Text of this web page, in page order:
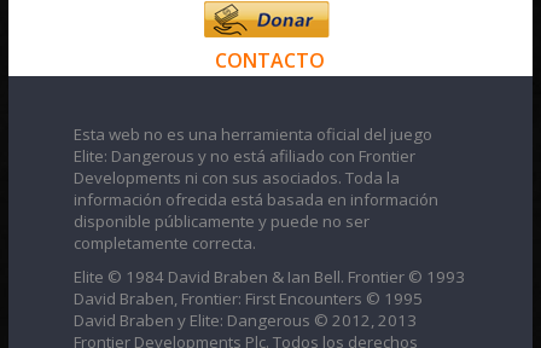
CONTACTO
Esta web no es una herramienta oficial del juego
Elite: Dangerous y no está afiliado con Frontier
Developments ni con sus asociados. Toda la
información ofrecida está basada en información
disponible públicamente y puede no ser
completamente correcta.
Elite © 1984 David Braben & Ian Bell. Frontier © 1993
David Braben, Frontier: First Encounters © 1995
David Braben y Elite: Dangerous © 2012, 2013
Frontier Developments Plc. Todos los derechos